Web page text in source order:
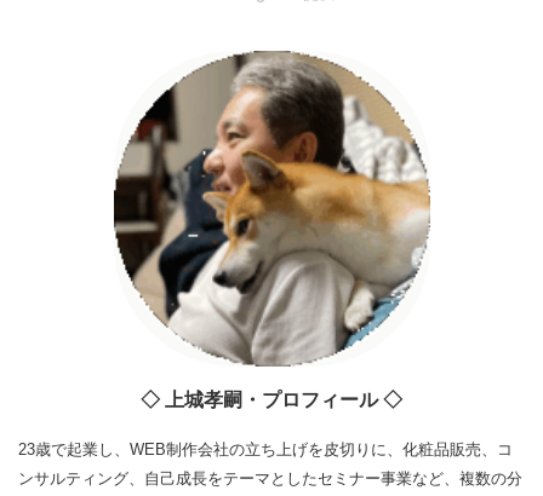
◇ 上城孝嗣・プロフィール ◇
23歳で起業し、WEB制作会社の立ち上げを皮切りに、化粧品販売、コ
ンサルティング、自己成長をテーマとしたセミナー事業など、複数の分